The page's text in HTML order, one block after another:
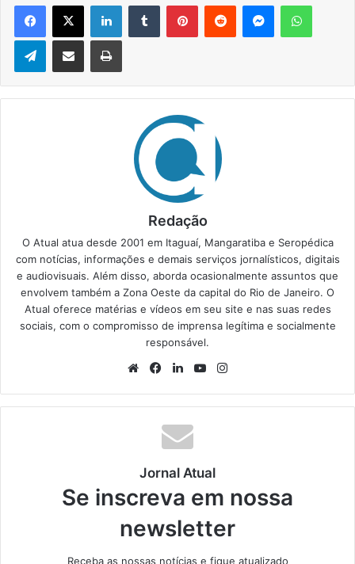
Telegram
Redação
O Atual atua desde 2001 em Itaguaí, Mangaratiba e Seropédica
com notícias, informações e demais serviços jornalísticos, digitais
e audiovisuais. Além disso, aborda ocasionalmente assuntos que
envolvem também a Zona Oeste da capital do Rio de Janeiro. O
Atual oferece matérias e vídeos em seu site e nas suas redes
sociais, com o compromisso de imprensa legítima e socialmente
responsável.
We
te
Fa
bo
ok
Lin
din
Yo
ub
ra
Jornal Atual
Se inscreva em nossa
newsletter
Receba as nossas notícias e fique atualizado